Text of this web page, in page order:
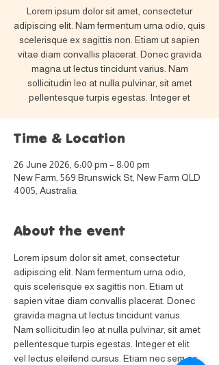
Lorem ipsum dolor sit amet, consectetur
adipiscing elit. Nam fermentum urna odio, quis
scelerisque ex sagittis non. Etiam ut sapien
vitae diam convallis placerat. Donec gravida
magna ut lectus tincidunt varius. Nam
sollicitudin leo at nulla pulvinar, sit amet
pellentesque turpis egestas. Integer et
Time & Location
26 June 2026, 6:00 pm – 8:00 pm
New Farm, 569 Brunswick St, New Farm QLD
4005, Australia
About the event
Lorem ipsum dolor sit amet, consectetur
adipiscing elit. Nam fermentum urna odio,
quis scelerisque ex sagittis non. Etiam ut
sapien vitae diam convallis placerat. Donec
gravida magna ut lectus tincidunt varius.
Nam sollicitudin leo at nulla pulvinar, sit amet
pellentesque turpis egestas. Integer et elit
vel lectus eleifend cursus. Etiam nec sem ac